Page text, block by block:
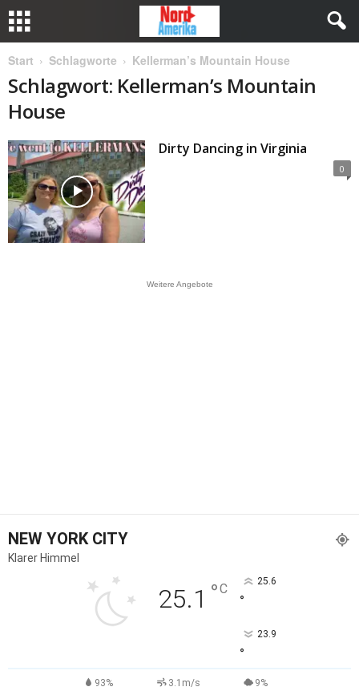
Start Schlagworte Kellerman’s Mountain House
Schlagwort: Kellerman’s Mountain
House
Dirty Dancing in Virginia
0
Weitere Angebote
NEW YORK CITY
Klarer Himmel
25.1 °C 25.6
°
23.9
°
93% 3.1m/s 9%